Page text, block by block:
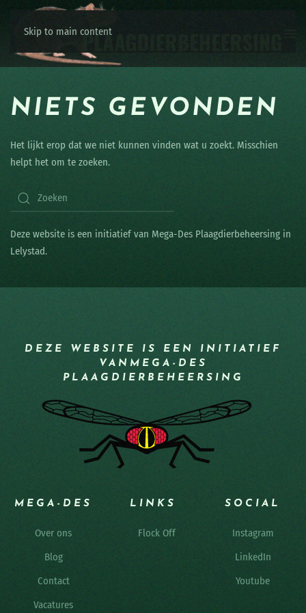
Skip to main content
NIETS GEVONDEN
Het lijkt erop dat we niet kunnen vinden wat u zoekt. Misschien
helpt het om te zoeken.
Deze website is een initiatief van Mega-Des Plaagdierbeheersing in
Lelystad.
DEZE WEBSITE IS EEN INITIATIEF
VAN MEGA-DES
PLAAGDIERBEHEERSING
MEGA-DES
Over ons
Blog
Contact
Vacatures
LINKS
Flock Off
SOCIAL
Instagram
LinkedIn
Youtube